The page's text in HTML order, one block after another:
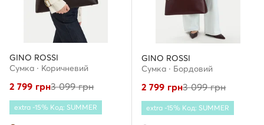
GINO ROSSI
Сумка · Коричневий
2 799 грн3 099грн
extra -15% Код: SUMMER
GINO ROSSI
Сумка · Бордовий
2 799 грн3 099грн
extra -15% Код: SUMMER